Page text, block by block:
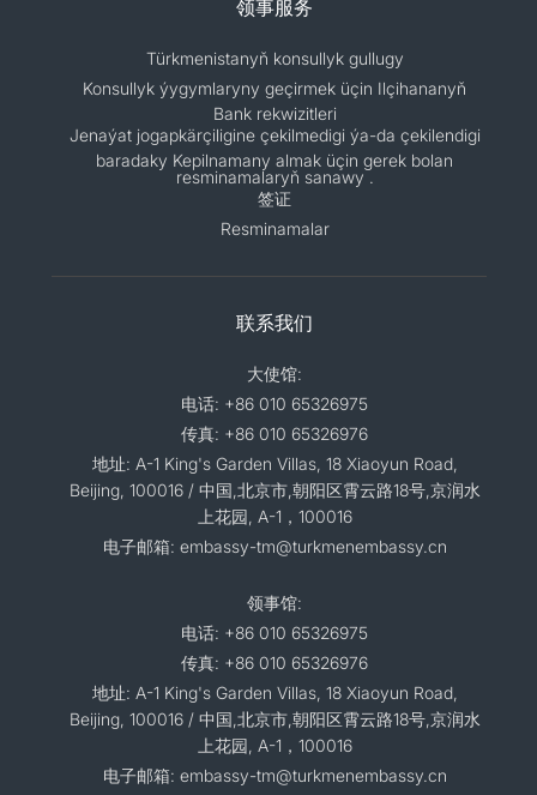
领事服务
Türkmenistanyň konsullyk gullugy
Konsullyk ýygymlaryny geçirmek üçin Ilçihananyň
Bank rekwizitleri
Jenaýat jogapkärçiligine çekilmedigi ýa-da çekilendigi
baradaky Kepilnamany almak üçin gerek bolan
resminamalaryň sanawy .
签证
Resminamalar
联系我们
大使馆:
电话: +86 010 65326975
传真: +86 010 65326976
地址: A-1 King's Garden Villas, 18 Xiaoyun Road,
Beijing, 100016 / 中国,北京市,朝阳区霄云路18号,京润水
上花园, A-1，100016
电子邮箱: embassy-tm@turkmenembassy.cn
领事馆:
电话: +86 010 65326975
传真: +86 010 65326976
地址: A-1 King's Garden Villas, 18 Xiaoyun Road,
Beijing, 100016 / 中国,北京市,朝阳区霄云路18号,京润水
上花园, A-1，100016
电子邮箱: embassy-tm@turkmenembassy.cn